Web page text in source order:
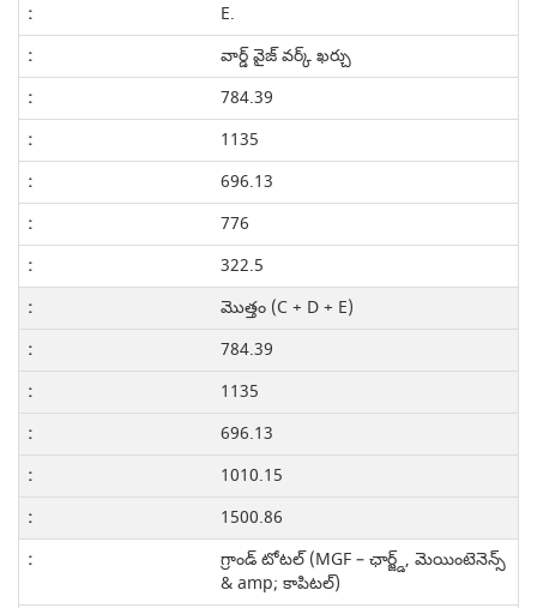
E.
వార్డ్ వైజ్ వర్క్ ఖర్చు
784.39
1135
696.13
776
322.5
మొత్తం (C + D + E)
784.39
1135
696.13
1010.15
1500.86
గ్రాండ్ టోటల్ (MGF – ఛార్జ్డ్, మెయింటెనెన్స్
& amp; కాపిటల్)